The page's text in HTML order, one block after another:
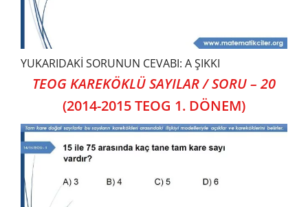
YUKARIDAKİ SORUNUN CEVABI: A ŞIKKI
TEOG KAREKÖKLÜ SAYILAR / SORU – 20
(2014-2015 TEOG 1. DÖNEM)